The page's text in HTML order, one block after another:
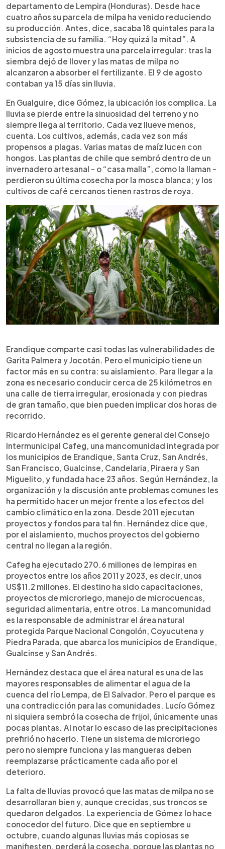
departamento de Lempira (Honduras). Desde hace
cuatro años su parcela de milpa ha venido reduciendo
su producción. Antes, dice, sacaba 18 quintales para la
subsistencia de su familia. “Hoy quizá la mitad”. A
inicios de agosto muestra una parcela irregular: tras la
siembra dejó de llover y las matas de milpa no
alcanzaron a absorber el fertilizante. El 9 de agosto
contaban ya 15 días sin lluvia.
En Gualguire, dice Gómez, la ubicación los complica. La
lluvia se pierde entre la sinuosidad del terreno y no
siempre llega al territorio. Cada vez llueve menos,
cuenta. Los cultivos, además, cada vez son más
propensos a plagas. Varias matas de maíz lucen con
hongos. Las plantas de chile que sembró dentro de un
invernadero artesanal - o “casa malla”, como la llaman -
perdieron su última cosecha por la mosca blanca; y los
cultivos de café cercanos tienen rastros de roya.
Erandique comparte casi todas las vulnerabilidades de
Garita Palmera y Jocotán. Pero el municipio tiene un
factor más en su contra: su aislamiento. Para llegar a la
zona es necesario conducir cerca de 25 kilómetros en
una calle de tierra irregular, erosionada y con piedras
de gran tamaño, que bien pueden implicar dos horas de
recorrido.
Ricardo Hernández es el gerente general del Consejo
Intermunicipal Cafeg, una mancomunidad integrada por
los municipios de Erandique, Santa Cruz, San Andrés,
San Francisco, Gualcinse, Candelaria, Piraera y San
Miguelito, y fundada hace 23 años. Según Hernández, la
organización y la discusión ante problemas comunes les
ha permitido hacer un mejor frente a los efectos del
cambio climático en la zona. Desde 2011 ejecutan
proyectos y fondos para tal fin. Hernández dice que,
por el aislamiento, muchos proyectos del gobierno
central no llegan a la región.
Cafeg ha ejecutado 270.6 millones de lempiras en
proyectos entre los años 2011 y 2023, es decir, unos
US$11.2 millones. El destino ha sido capacitaciones,
proyectos de microriego, manejo de microcuencas,
seguridad alimentaria, entre otros. La mancomunidad
es la responsable de administrar el área natural
protegida Parque Nacional Congolón, Coyucutena y
Piedra Parada, que abarca los municipios de Erandique,
Gualcinse y San Andrés.
Hernández destaca que el área natural es una de las
mayores responsables de alimentar el agua de la
cuenca del río Lempa, de El Salvador. Pero el parque es
una contradicción para las comunidades. Lucío Gómez
ni siquiera sembró la cosecha de frijol, únicamente unas
pocas plantas. Al notar lo escaso de las precipitaciones
prefirió no hacerlo. Tiene un sistema de microriego
pero no siempre funciona y las mangueras deben
reemplazarse prácticamente cada año por el
deterioro.
La falta de lluvias provocó que las matas de milpa no se
desarrollaran bien y, aunque crecidas, sus troncos se
quedaron delgados. La experiencia de Gómez lo hace
conocedor del futuro. Dice que en septiembre u
octubre, cuando algunas lluvias más copiosas se
manifiesten, perderá la cosecha, porque las plantas no